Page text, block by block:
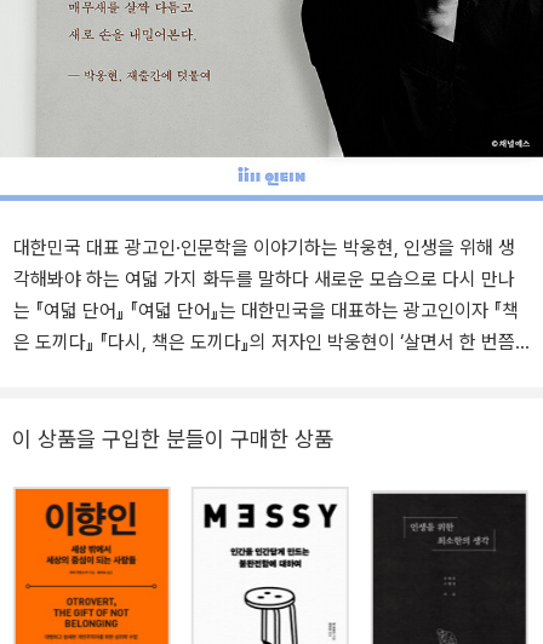
대한민국 대표 광고인·인문학을 이야기하는 박웅현, 인생을 위해 생
각해봐야 하는 여덟 가지 화두를 말하다 새로운 모습으로 다시 만나
는 『여덟 단어』 『여덟 단어』는 대한민국을 대표하는 광고인이자 『책
은 도끼다』 『다시, 책은 도끼다』의 저자인 박웅현이 ‘살면서 한 번쯤
의 강의를 바탕으로 하고 있으며, 2013년 출간 후 50만 부 이상 판매
자가 마주한 젊음에게 이야기한 것은 인생을 대하는 태도와 방향에
관한 것이었다. 박웅현은 이를 ‘자존, 본질, 고전, 견(見), 현재, 권위,
소통, 인생’이라는 여덟 가지 주제로 나누어 풀어냈지만 모든 이야기
는 연결되어 결국 “무엇을 삶의 중심으로 두고 어떤 자세로 살아갈 것
인가?”라는 방향으로 나아간다. 재출간되는 『여덟 단어』는 ‘여덟 개
이 상품을 구입한 분들이 구매한 상품